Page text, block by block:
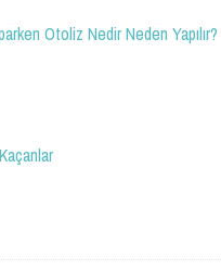
Otoliz Nedir Neden Yapılır?